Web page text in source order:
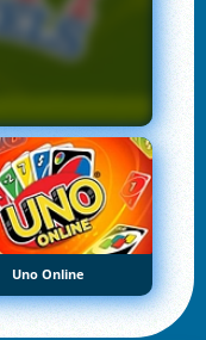
Uno Online